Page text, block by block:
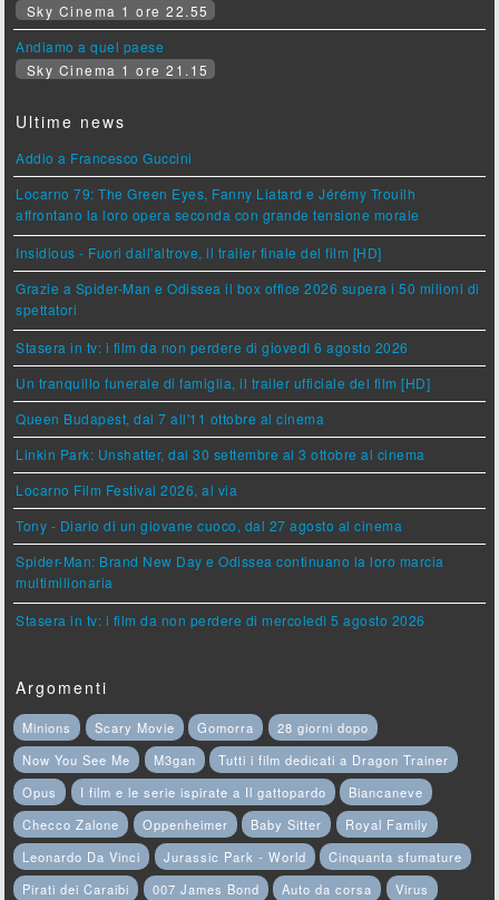
Sky Cinema 1 ore 22.55
Andiamo a quel paese
Sky Cinema 1 ore 21.15
Ultime news
Addio a Francesco Guccini
Locarno 79: The Green Eyes, Fanny Liatard e Jérémy Trouilh
affrontano la loro opera seconda con grande tensione morale
Insidious - Fuori dall'altrove, il trailer finale del film [HD]
Grazie a Spider-Man e Odissea il box office 2026 supera i 50 milioni di
spettatori
Stasera in tv: i film da non perdere di giovedì 6 agosto 2026
Un tranquillo funerale di famiglia, il trailer ufficiale del film [HD]
Queen Budapest, dal 7 all'11 ottobre al cinema
Linkin Park: Unshatter, dal 30 settembre al 3 ottobre al cinema
Locarno Film Festival 2026, al via
Tony - Diario di un giovane cuoco, dal 27 agosto al cinema
Spider-Man: Brand New Day e Odissea continuano la loro marcia
multimilionaria
Stasera in tv: i film da non perdere di mercoledì 5 agosto 2026
Argomenti
Minions Scary Movie Gomorra
28 giorni dopo
Now You See Me
M3gan
Tutti i film dedicati a Dragon Trainer
Opus
I film e le serie ispirate a Il gattopardo
Biancaneve
Checco Zalone
Oppenheimer Baby Sitter
Royal Family
Leonardo Da Vinci
Jurassic Park - World
Cinquanta sfumature
Pirati dei Caraibi
007 James Bond Auto da corsa
Virus